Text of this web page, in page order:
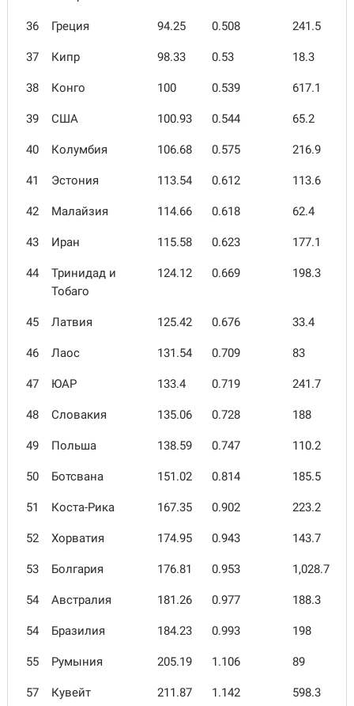
36 Греция 94.25 0.508 241.5
37 Кипр 98.33 0.53 18.3
38 Конго 100 0.539 617.1
39 США 100.93 0.544 65.2
40 Колумбия 106.68 0.575 216.9
41 Эстония 113.54 0.612 113.6
42 Малайзия 114.66 0.618 62.4
43 Иран 115.58 0.623 177.1
44
Тринидад и
Тобаго
124.12 0.669 198.3
45 Латвия 125.42 0.676 33.4
46 Лаос 131.54 0.709 83
47 ЮАР 133.4 0.719 241.7
48 Словакия 135.06 0.728 188
49 Польша 138.59 0.747 110.2
50 Ботсвана 151.02 0.814 185.5
51 Коста-Рика 167.35 0.902 223.2
52 Хорватия 174.95 0.943 143.7
53 Болгария 176.81 0.953 1,028.7
54 Австралия 181.26 0.977 188.3
54 Бразилия 184.23 0.993 198
55 Румыния 205.19 1.106 89
57 Кувейт 211.87 1.142 598.3